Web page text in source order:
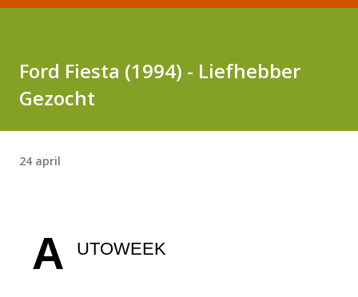
Ford Fiesta (1994) - Liefhebber
Gezocht
24 april
A UTOWEEK